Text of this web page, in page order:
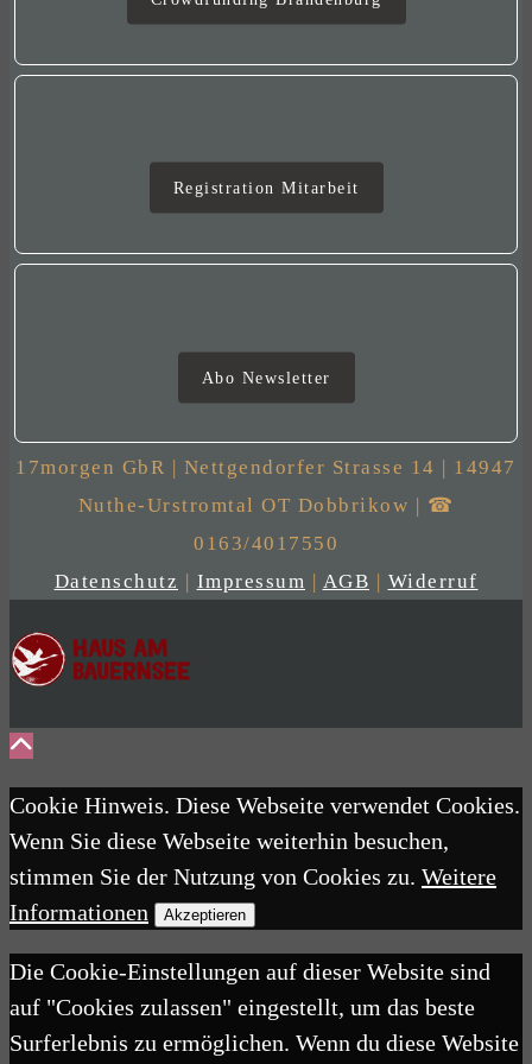
Registration Mitarbeit
Newsletter
Abo Newsletter
17morgen GbR | Nettgendorfer Strasse 14 | 14947
Nuthe-Urstromtal OT Dobbrikow | ☎
0163/4017550
Datenschutz
Impressum AGB Widerruf
Cookie Hinweis. Diese Webseite verwendet Cookies.
Wenn Sie diese Webseite weiterhin besuchen,
stimmen Sie der Nutzung von Cookies zu. Weitere
Informationen
Akzeptieren
Die Cookie-Einstellungen auf dieser Website sind
auf "Cookies zulassen" eingestellt, um das beste
Surferlebnis zu ermöglichen. Wenn du diese Website